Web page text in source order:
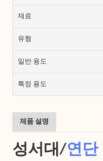
재료
유형
일반 용도
특정 용도
제품 설명
성서대/연단